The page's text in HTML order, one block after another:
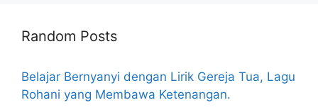
Random Posts
Belajar Bernyanyi dengan Lirik Gereja Tua, Lagu
Rohani yang Membawa Ketenangan.